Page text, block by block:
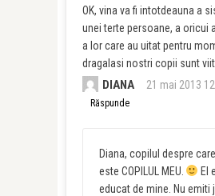
OK, vina va fi intotdeauna a
unei terte persoane, a oricui
a lor care au uitat pentru
dragalasi nostri copii sunt
DIANA 21 mai 2013
Răspunde
Diana, copilul despre
este COPILUL MEU.
El
educat de mine. Nu emiti